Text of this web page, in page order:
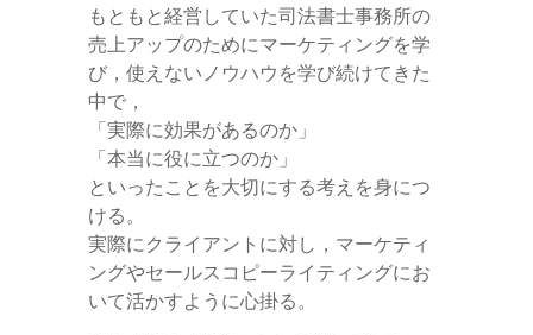
もともと経営していた司法書士事務所の
売上アップのためにマーケティングを学
び，使えないノウハウを学び続けてきた
中で，
「実際に効果があるのか」
「本当に役に立つのか」
といったことを大切にする考えを身につ
ける。
実際にクライアントに対し，マーケティ
ングやセールスコピーライティングにお
いて活かすように心掛る。